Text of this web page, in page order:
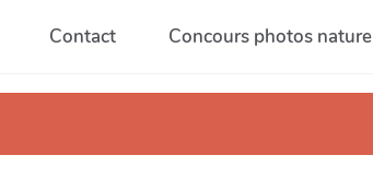
Contact Concours photos nature